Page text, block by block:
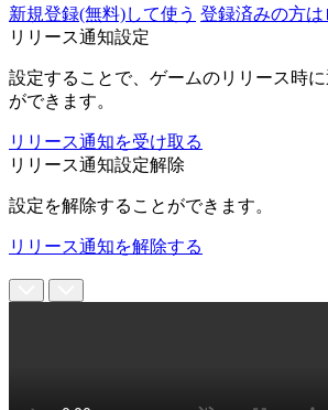
新規登録(無料)して使う 登録済みの方は
リリース通知設定
設定することで、ゲームのリリース時
ができます。
リリース通知を受け取る
リリース通知設定解除
設定を解除することができます。
リリース通知を解除する